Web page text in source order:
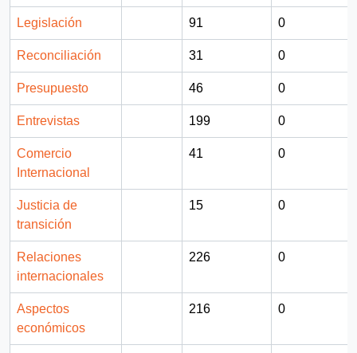
Legislación 91 0
Reconciliación 31 0
Presupuesto 46 0
Entrevistas 199 0
Comercio
Internacional
41 0
Justicia de
transición
15 0
Relaciones
internacionales
226 0
Aspectos
económicos
216 0